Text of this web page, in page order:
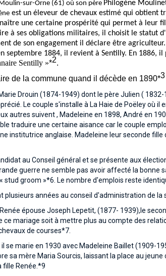
sur-Orne (61) où son père Philogène
est un éleveur de chevaux estimé qui obtient
une certaine prospérité qui permet à leur
à ses obligations militaires, il choisit le statut
de son engagement il déclare être
septembre 1884, il revient à Sentilly. En 1886, il
Sentilly »*2.
de la commune quand il décède en 1890*3
Drouin (1874-1949) dont le père Julien (
Le couple s'installe à La Haie de Poëley où
autres suivent , Madeleine en 1898, André en
traduire une certaine aisance car le couple
institutrice anglaise. Madeleine leur seconde
au Conseil général et se présente aux
guerre ne semble pas avoir affecté la bonne
stud groom »*6. Le nombre d'emplois reste
plusieurs années au conseil d'administration de la
épouse Joseph Lepetit, (1877- 1939),le
ce mariage soit à mettre plus au compte des
de courses*7.
se marie en 1930 avec Madeleine Baillet (1909-
sa mère Maria Sourcis, laissant la place au
fille Renée.*9